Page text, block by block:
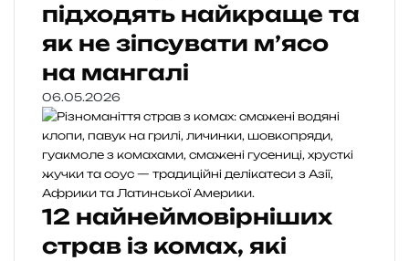
підходять найкраще та
як не зіпсувати м’ясо
на мангалі
06.05.2026
12 найнеймовірніших
страв із комах, які